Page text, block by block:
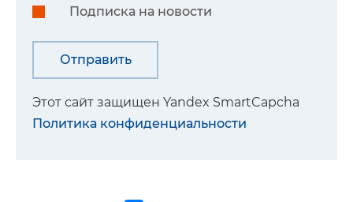
Подписка на новости
Этот сайт защищен Yandex SmartCapcha
Политика конфиденциальности